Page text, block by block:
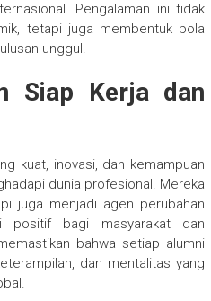
Pengalaman ini tidak
tetapi juga membentuk pola
unggul.
Siap Kerja dan
kuat, inovasi, dan kemampuan
dunia profesional. Mereka
juga menjadi agen perubahan
positif bagi masyarakat dan
bahwa setiap alumni
dan mentalitas yang